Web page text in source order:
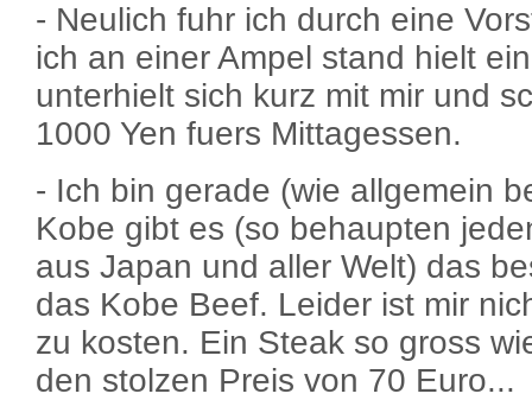
- Neulich fuhr ich durch eine
ich an einer Ampel stand hielt
unterhielt sich kurz mit mir und
1000 Yen fuers Mittagessen.
- Ich bin gerade (wie allgemein
Kobe gibt es (so behaupten
aus Japan und aller Welt) das
das Kobe Beef. Leider ist mir
zu kosten. Ein Steak so gross
den stolzen Preis von 70 Euro...